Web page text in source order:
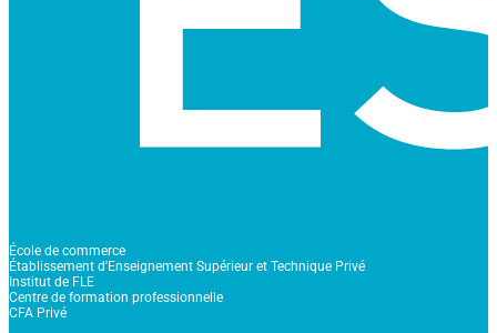
École de commerce
Établissement d'Enseignement Supérieur et Technique Privé
Institut de FLE
Centre de formation professionnelle
CFA Privé